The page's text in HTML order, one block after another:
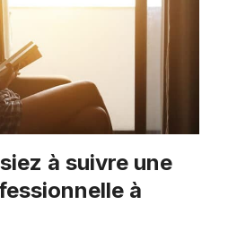
à suivre une
à